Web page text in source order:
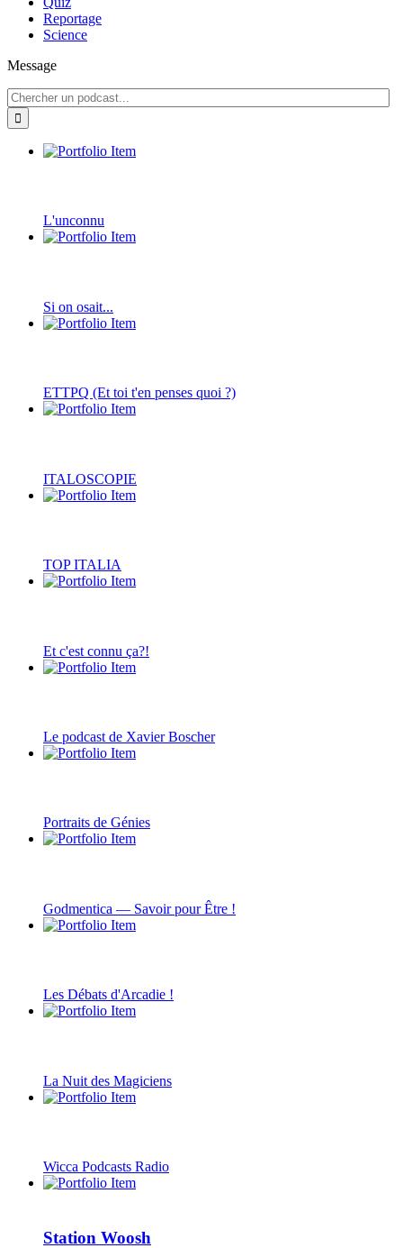
Reportage
Science
Message
L'unconnu
Si on osait...
ETTPQ (Et toi t'en penses quoi ?)
ITALOSCOPIE
TOP ITALIA
Et c'est connu ça?!
Le podcast de Xavier Boscher
Portraits de Génies
Godmentica — Savoir pour Être !
Les Débats d'Arcadie !
La Nuit des Magiciens
Wicca Podcasts Radio
Station Woosh